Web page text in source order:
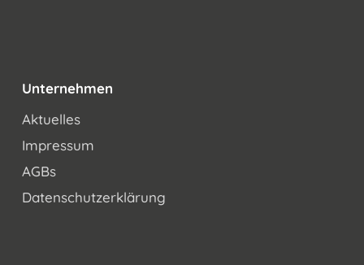
Unternehmen
Aktuelles
Impressum
AGBs
Datenschutzerklärung